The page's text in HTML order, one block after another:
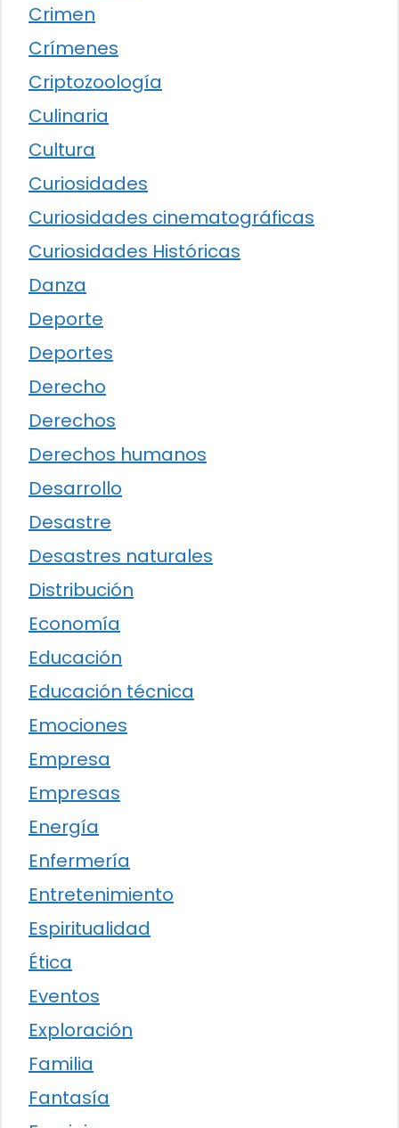
Crimen
Crímenes
Criptozoología
Culinaria
Cultura
Curiosidades
Curiosidades cinematográficas
Curiosidades Históricas
Danza
Deporte
Deportes
Derecho
Derechos
Derechos humanos
Desarrollo
Desastre
Desastres naturales
Distribución
Economía
Educación
Educación técnica
Emociones
Empresa
Empresas
Energía
Enfermería
Entretenimiento
Espiritualidad
Ética
Eventos
Exploración
Familia
Fantasía